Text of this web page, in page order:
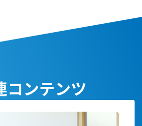
コンテンツ